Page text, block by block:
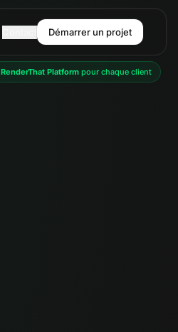
Démarrer un projet
RenderThat Platform pour chaque client